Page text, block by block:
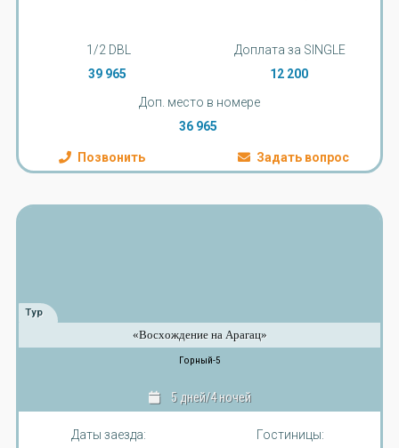
1/2 DBL
39 965
Доплата за SINGLE
12 200
Доп. место в номере
36 965
Позвонить Задать вопрос
Тур
«Восхождение на Арагац»
Горный-5
5 дней/4 ночей
Даты заезда: Гостиницы: